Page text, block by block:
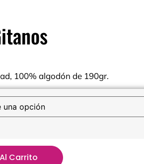
100% algodón de 190gr.
Carrito